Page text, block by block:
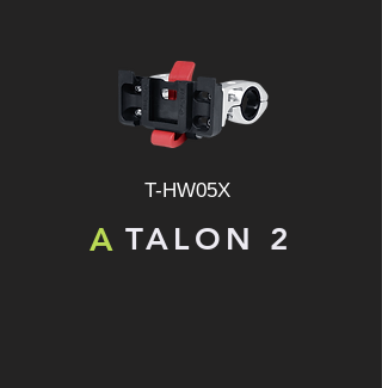
T-HW05X
A TALON 2